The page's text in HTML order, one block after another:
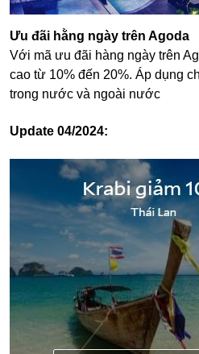
Ưu đãi hằng ngày trên Agoda
Với mã ưu đãi hàng ngày trên
cao từ 10% đến 20%. Áp dụng
trong nước và ngoài nước
Update 04/2024: